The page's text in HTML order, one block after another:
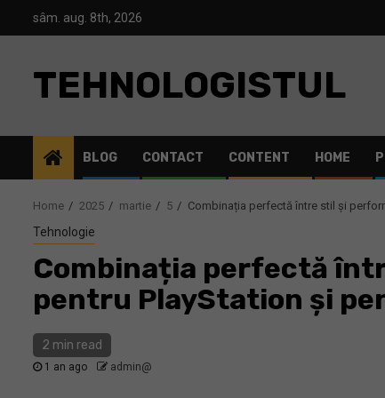
sâm. aug. 8th, 2026
TEHNOLOGISTUL
BLOG CONTACT CONTENT HOME
Home 2025 martie 5 Combinația perfectă între stil și
Tehnologie
Combinația perfectă
pentru PlayStation și
2 min read
1 an ago admin@